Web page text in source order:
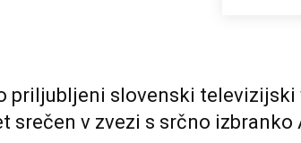
priljubljeni slovenski
srečen v zvezi s srčno izbranko